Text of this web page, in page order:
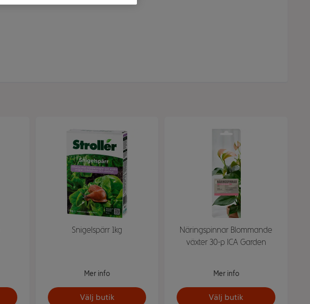
Snigelspärr 1kg
Mer info
Välj butik
Näringspinnar Blommande
växter 30-p ICA Garden
Mer info
Välj butik